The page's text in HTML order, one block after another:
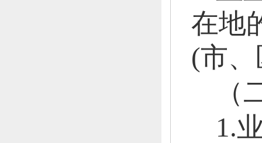
在地
(市、
1.